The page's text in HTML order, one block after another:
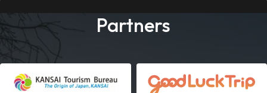
Partners